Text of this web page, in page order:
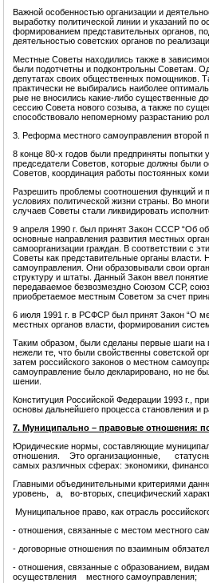
Важной особенностью организации и
выработку политической линии и указаний по
формированием представитель­ных органов,
деятельностью советских органов по
Местные Советы находились также в
были подотчетны и подконтрольны Советам.
депутатах своих общественных помощников.
практически не выбирались наиболее
рые не вносились какие-либо существенные
сессию Совета нового созыва, а также по
способствовало непомерному разрастанию
3. Реформа местного самоуправления второй
8 конце 80-х годов были предприняты
председатели Советов, которые должны были
Советов, координация работы постоянных
Разрешить проблемы соотношения функций и
условиях политической жизни страны. Во
случаев Советы стали ликвидировать
9 апреля 1990 г. был принят Закон СССР “Об
основные направления развития местных
самоорганизации граждан. В соответствии с
Советы как представительные органы власти.
самоуправления. Они образовывали свои
структуру и штаты. Данный Закон ввел
передаваемое безвозмездно Союзом ССР,
приобретаемое местным Советом за счет
6 июля 1991 г. в РСФСР был принят Закон “О
местных органов власти, формирования
Таким образом, были сделаны первые шаги на
нежели те, что были свойственны советской
затем российского законов о местном
самоуправление было декларировано, но не
шении.
Конституция Российской Федерации 1993 г.,
основы дальнейшего процесса становления и
7. Муниципально – правовые отношения:
Юридические нормы, составляющие
отношения. Это организационные,
самых различных сферах: экономики,
Главными объединительными критериями
уровень, а, во-вторых, специфический
Муниципальное право, как отрасль
- отношения, связанные с местом местного
- договорные отношения по взаимным
- отношения, связанные с образованием,
осуществления местного самоуправления;